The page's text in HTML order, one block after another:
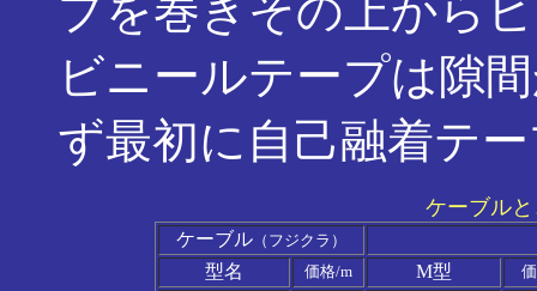
プを巻きその上から
ビニールテープは隙
ず最初に自己融着テ
ケーブル
ケーブル（フジクラ）
型名 価格/m M型